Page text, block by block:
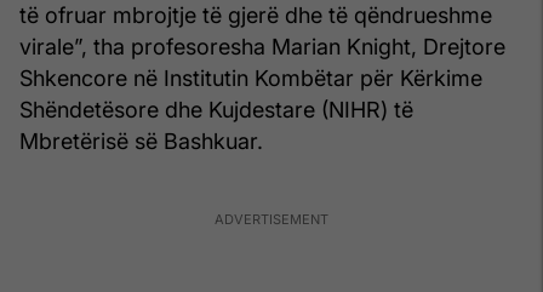
të ofruar mbrojtje të gjerë dhe të qëndrueshme
virale”, tha profesoresha Marian Knight, Drejtore
Shkencore në Institutin Kombëtar për Kërkime
Shëndetësore dhe Kujdestare (NIHR) të
Mbretërisë së Bashkuar.